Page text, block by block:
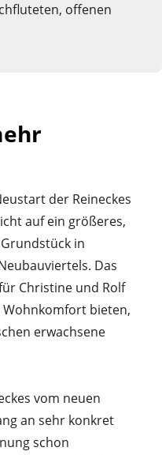
offenen
der Reineckes
auf ein größeres,
in
Das
Christine und Rolf
bieten,
erwachsene
vom neuen
an sehr konkret
schon